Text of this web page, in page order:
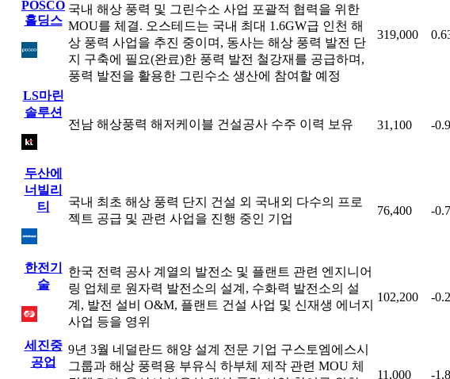
POSCO
홀딩스
국내 해상 풍력 및 그린수소 사업 포괄적 협력을 위한
MOU를 체결. 오스테드는 국내 최대 1.6GW급 인천 해
상 풍력 사업을 추진 중이며, 동사는 해상 풍력 발전 단
지 구축에 필요(완료)한 풍력 발전 철강재를 공급하며,
풍력 발전을 활용한 그린수소 생산에 참여할 예정
319,000
LS마린
솔루션
전남 해상풍력 해저케이블 건설공사 수주 이력 보유
31,100 -
두산에
너빌리
티
국내 최초 해상 풍력 단지 건설 외 국내외 다수의 프로
젝트 공급 및 관련 사업을 진행 중인 기업
76,400 -
한전기
술
한국 전력 공사 계열의 발전소 및 플랜트 관련 엔지니어
링 업체로 원자력 발전소의 설계, 수화력 발전소의 설
계, 발전 설비 O&M, 플랜트 건설 사업 및 신재생 에너지
사업 등을 영위
102,200 -
세진중
공업
9년 3월 네덜란드 해양 설계 전문 기업 구스토엠에스시
그룹과 해상 풍력용 부유식 하부체 제작 관련 MOU 체
11,000 -